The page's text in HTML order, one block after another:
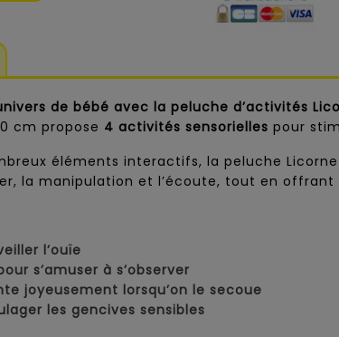
de bébé avec la peluche d’activités
cm propose 4 activités sensorielles pour
éléments interactifs, la peluche
la manipulation et l’écoute, tout en
l’ouïe
s’amuser à s’observer
joyeusement lorsqu’on le secoue
les gencives sensibles